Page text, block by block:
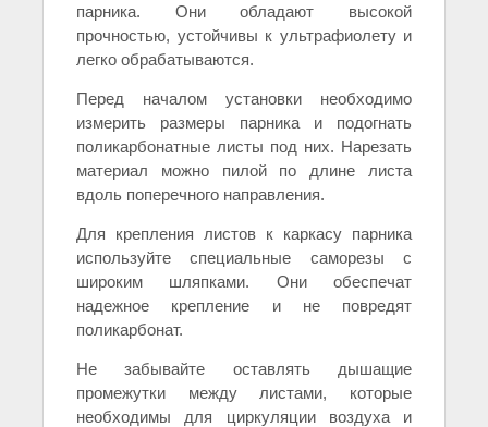
парника. Они обладают высокой
прочностью, устойчивы к ультрафиолету и
легко обрабатываются.
Перед началом установки необходимо
измерить размеры парника и подогнать
поликарбонатные листы под них. Нарезать
материал можно пилой по длине листа
вдоль поперечного направления.
Для крепления листов к каркасу парника
используйте специальные саморезы с
широким шляпками. Они обеспечат
надежное крепление и не повредят
поликарбонат.
Не забывайте оставлять дышащие
промежутки между листами, которые
необходимы для циркуляции воздуха и